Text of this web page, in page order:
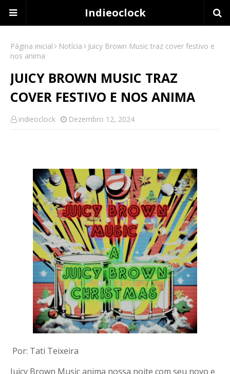
Indieoclock
Página inicial Notícia
Juicy Brown Music traz cover festivo e
nos anima
JUICY BROWN MUSIC TRAZ
COVER FESTIVO E NOS ANIMA
indieoclock Dezembro 12, 2024
Por: Tati Teixeira
Juicy Brown Music anima nossa noite com seu novo e